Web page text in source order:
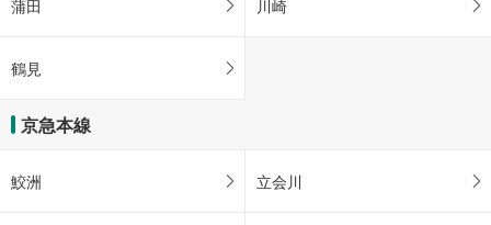
蒲田 川崎
鶴見
京急本線
鮫洲 立会川